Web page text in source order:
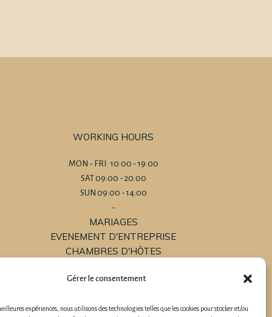
Gérer le consentement
expériences, nous utilisons des technologies telles que les cookies pour stocker et/ou
WORKING HOURS
MON - FRI: 10:00 - 19:00
SAT 09:00 - 20:00
SUN 09:00 - 14:00
-
MARIAGES
EVENEMENT D'ENTREPRISE
CHAMBRES D'HÔTES
GÎTES DE GROUPE